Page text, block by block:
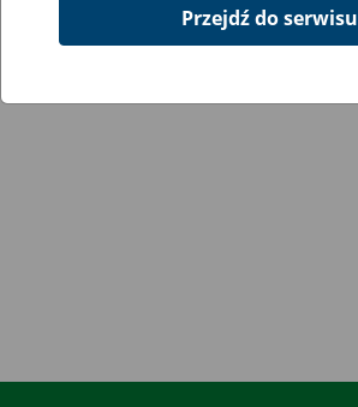
Powrót do listyPrzejdź do serwisu